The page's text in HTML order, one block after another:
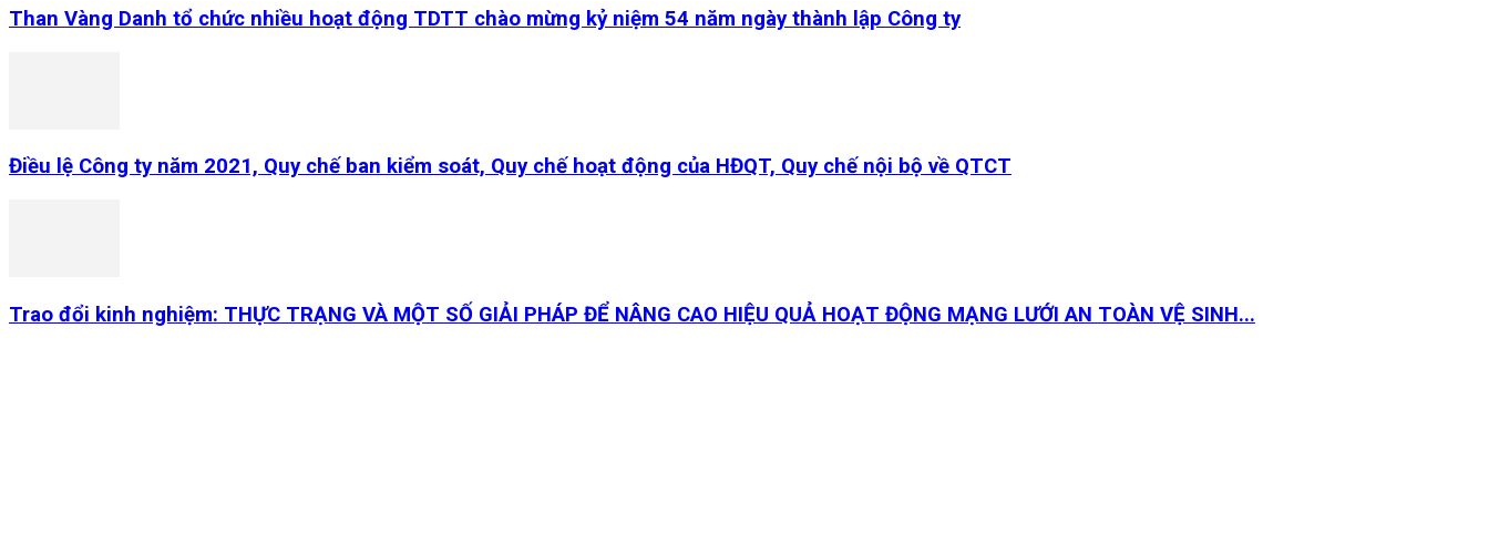
Than Vàng Danh tổ chức nhiều hoạt động TDTT chào mừng kỷ niệm 54 năm ngày thành lập Công ty
Điều lệ Công ty năm 2021, Quy chế ban kiểm soát, Quy chế hoạt động của HĐQT, Quy chế nội bộ về QTCT
Trao đổi kinh nghiệm: THỰC TRẠNG VÀ MỘT SỐ GIẢI PHÁP ĐỂ NÂNG CAO HIỆU QUẢ HOẠT ĐỘNG MẠNG LƯỚI AN TOÀN VỆ SINH...